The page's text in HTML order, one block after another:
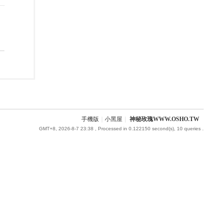
手機版 小黑屋 神秘玫瑰WWW.OSHO.TW
GMT+8, 2026-8-7 23:38 , Processed in 0.122150 second(s), 10 queries .